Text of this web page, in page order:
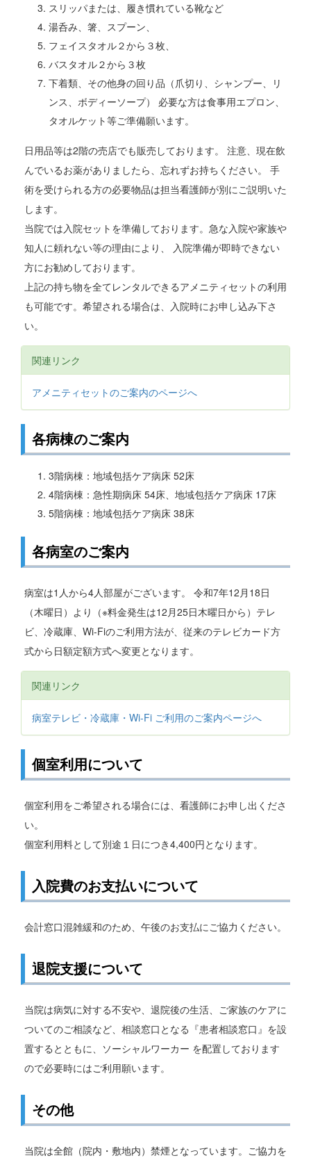
スリッパまたは、履き慣れている靴など
湯呑み、箸、スプーン、
フェイスタオル２から３枚、
バスタオル２から３枚
下着類、その他身の回り品（爪切り、シャンプー、リ
ンス、ボディーソープ） 必要な方は食事用エプロン、
タオルケット等ご準備願います。
日用品等は2階の売店でも販売しております。 注意、現在飲
んでいるお薬がありましたら、忘れずお持ちください。 手
術を受けられる方の必要物品は担当看護師が別にご説明いた
します。
当院では入院セットを準備しております。急な入院や家族や
知人に頼れない等の理由により、 入院準備が即時できない
方にお勧めしております。
上記の持ち物を全てレンタルできるアメニティセットの利用
も可能です。希望される場合は、入院時にお申し込み下さ
い。
関連リンク
アメニティセットのご案内のページへ
各病棟のご案内
3階病棟：地域包括ケア病床 52床
4階病棟：急性期病床 54床、地域包括ケア病床 17床
5階病棟：地域包括ケア病床 38床
各病室のご案内
病室は1人から4人部屋がございます。 令和7年12月18日
（木曜日）より（※料金発生は12月25日木曜日から）テレ
ビ、冷蔵庫、Wi-Fiのご利用方法が、従来のテレビカード方
式から日額定額方式へ変更となります。
関連リンク
病室テレビ・冷蔵庫・Wi-Fi ご利用のご案内ページへ
個室利用について
個室利用をご希望される場合には、看護師にお申し出くださ
い。
個室利用料として別途１日につき4,400円となります。
入院費のお支払いについて
会計窓口混雑緩和のため、午後のお支払にご協力ください。
退院支援について
当院は病気に対する不安や、退院後の生活、ご家族のケアに
ついてのご相談など、相談窓口となる『患者相談窓口』を設
置するとともに、ソーシャルワーカー を配置しております
ので必要時にはご利用願います。
その他
当院は全館（院内・敷地内）禁煙となっています。ご協力を